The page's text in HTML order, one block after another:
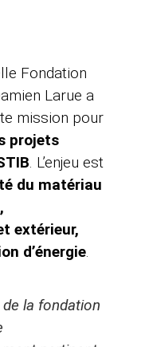
Fondation
Larue a
mission pour
projets
. L’enjeu est
du matériau
extérieur,
d’énergie.
la fondation